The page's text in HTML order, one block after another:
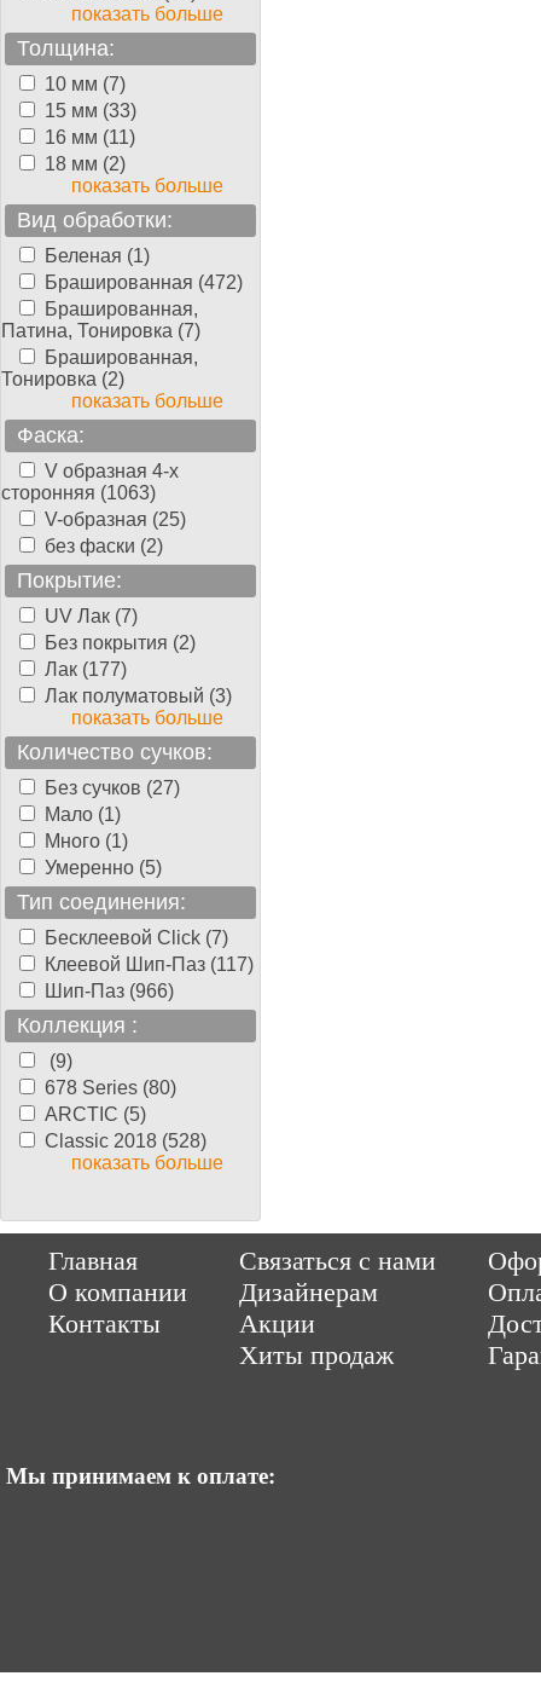
показать больше
Толщина:
10 мм (7)
15 мм (33)
16 мм (11)
18 мм (2)
показать больше
Вид обработки:
Беленая (1)
Брашированная (472)
Брашированная,
Патина, Тонировка (7)
Брашированная,
Тонировка (2)
показать больше
Фаска:
V образная 4-х
сторонняя (1063)
V-образная (25)
без фаски (2)
Покрытие:
UV Лак (7)
Без покрытия (2)
Лак (177)
Лак полуматовый (3)
показать больше
Количество сучков:
Без сучков (27)
Мало (1)
Много (1)
Умеренно (5)
Тип соединения:
Бесклеевой Click (7)
Клеевой Шип-Паз (117)
Шип-Паз (966)
Коллекция :
(9)
678 Series (80)
ARCTIC (5)
Classic 2018 (528)
показать больше
Главная
О компании
Контакты
Связаться с нами
Дизайнерам
Акции
Хиты продаж
Мы принимаем к оплате:
ItCompany Продвижение сайтов by «ВзлЁт»